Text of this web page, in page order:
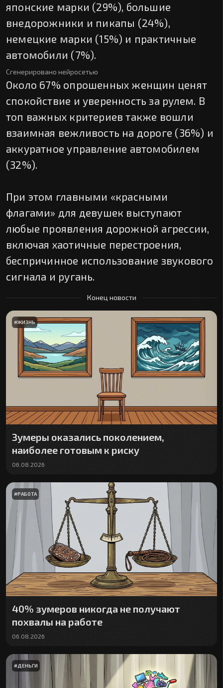
японские марки (29%), большие
внедорожники и пикапы (24%),
немецкие марки (15%) и практичные
автомобили (7%).
Сгенерировано нейросетью
Около 67% опрошенных женщин ценят
спокойствие и уверенность за рулем. В
топ важных критериев также вошли
взаимная вежливость на дороге (36%) и
аккуратное управление автомобилем
(32%).
При этом главными «красными
флагами» для девушек выступают
любые проявления дорожной агрессии,
включая хаотичные перестроения,
беспричинное использование звукового
сигнала и ругань.
Конец новости
#ЖИЗНЬ
Зумеры оказались поколением,
наиболее готовым к риску
06.08.2026
#РАБОТА
40% зумеров никогда не получают
похвалы на работе
06.08.2026
#ДЕНЬГИ